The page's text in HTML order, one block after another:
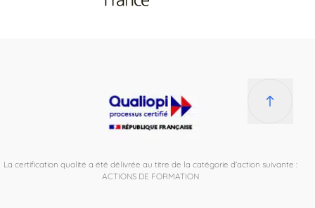
La certification qualité a été délivrée au titre de la catégorie d'action suivante :
ACTIONS DE FORMATION